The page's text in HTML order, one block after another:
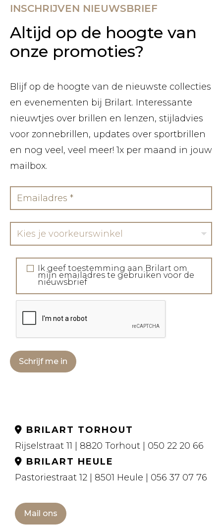
INSCHRIJVEN NIEUWSBRIEF
Altijd op de hoogte van
onze promoties?
Blijf op de hoogte van de nieuwste collecties
en evenementen bij Brilart. Interessante
nieuwtjes over brillen en lenzen, stijladvies
voor zonnebrillen, updates over sportbrillen
en nog veel, veel meer! 1x per maand in jouw
mailbox.
Kies je voorkeurswinkel
Ik geef toestemming aan Brilart om
mijn emailadres te gebruiken voor de
nieuwsbrief
Schrijf me in
BRILART TORHOUT
Rijselstraat 11 | 8820 Torhout | 050 22 20 66
BRILART HEULE
Pastoriestraat 12 | 8501 Heule | 056 37 07 76
Mail ons